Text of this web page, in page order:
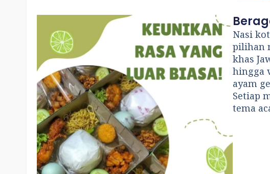
Nasi
pilihan
khas
hingga
ayam
Setiap
tema